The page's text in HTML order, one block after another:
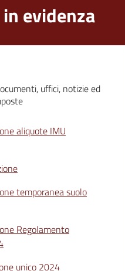
evidenza
uffici, notizie ed
aliquote IMU
temporanea suolo
Regolamento
unico 2024